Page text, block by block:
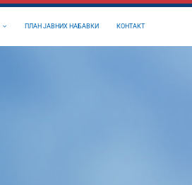
ПЛАН ЈАВНИХ НАБАВКИ КОНТАКТ